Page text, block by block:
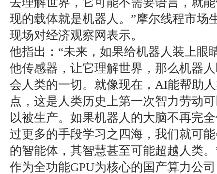
现的载体就是机器人。”摩尔线程市场
现场对经济观察网表示。
他指出：“未来，如果给机器人装上眼
他传感器，让它理解世界，那么机器
会人类的一切。就像现在，AI能帮助
点，这是人类历史上第一次智力劳动
以被生产。如果机器人的大脑不再完
过更多的手段学习之四海，我们就可
的智能体，其智慧甚至可能超越人类。
作为全功能GPU为核心的国产算力公